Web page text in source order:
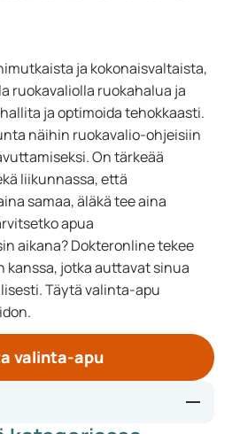
ja kokonaisvaltaista,
ruokavaliolla ruokahalua ja
ja optimoida tehokkaasti.
näihin ruokavalio-ohjeisiin
On tärkeää
liikunnassa, että
samaa, äläkä tee aina
apua
aikana? Dokteronline tekee
kanssa, jotka auttavat sinua
Täytä valinta-apu
valinta-apu